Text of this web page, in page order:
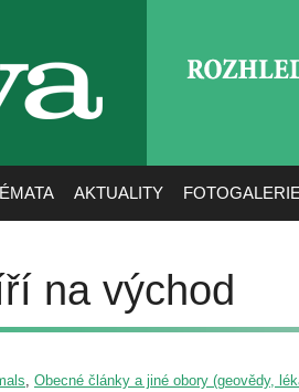
AKTUALITY
na východ
, Obecné články a jiné obory (geovědy,